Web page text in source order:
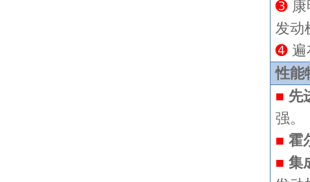
➌
发动
➍ 遍
性能
■ 先
强。
■ 霍
■ 集